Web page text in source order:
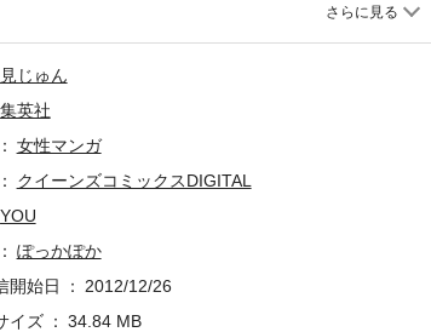
じゅん
集英社
女性マンガ
クイーンズコミックスDIGITAL
YOU
ぽっかぽか
開始日
2012/12/26
イズ
34.84 MB